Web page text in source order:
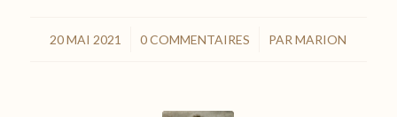
20 MAI 2021
/ 0 COMMENTAIRES
/ PARMARION